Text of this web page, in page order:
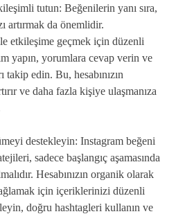
tutun: Beğenilerin yanı sıra,
artırmak da önemlidir.
etkileşime geçmek için düzenli
yapın, yorumlara cevap verin ve
takip edin. Bu, hesabınızın
ve daha fazla kişiye ulaşmanıza
destekleyin: Instagram beğeni
sadece başlangıç aşamasında
Hesabınızın organik olarak
için içeriklerinizi düzenli
doğru hashtagleri kullanın ve